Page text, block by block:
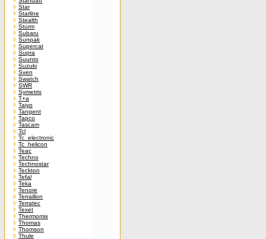
Star
Starline
Stealth
Sturm
Subaru
Sunpak
Supercat
Supra
Suunto
Suzuki
Sven
Swatch
SWR
Symetrix
T+a
Taiyo
Tangent
Tapco
Tascam
Tcl
Tc_electronic
Tc_helicon
Teac
Techno
Technostar
Teckton
Tefal
Teka
Tenore
Terraillon
Terratec
Texet
Thermomix
Thomas
Thomson
Thule